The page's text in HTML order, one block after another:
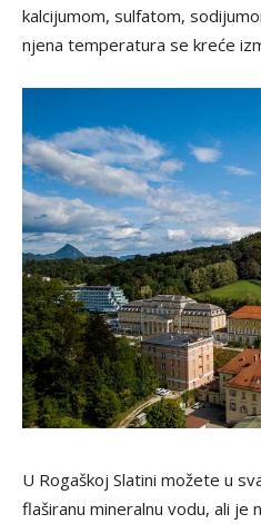
kalcijumom, sulfatom,
njena temperatura se kreće
U Rogaškoj Slatini možete u
flaširanu mineralnu vodu, ali je